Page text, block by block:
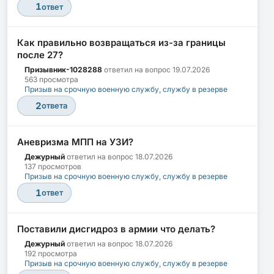
1ответ
Как правильно возвращаться из-за границы
после 27?
Призывник-1028288 ответил на вопрос 19.07.2026
563 просмотра
Призыв на срочную военную службу, службу в резерве
2ответа
Аневризма МПП на УЗИ?
Дежурный ответил на вопрос 18.07.2026
137 просмотров
Призыв на срочную военную службу, службу в резерве
1ответ
Поставили дисгидроз в армии что делать?
Дежурный ответил на вопрос 18.07.2026
192 просмотра
Призыв на срочную военную службу, службу в резерве